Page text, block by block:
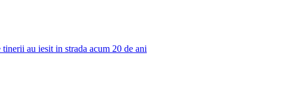
au iesit in strada acum 20 de ani